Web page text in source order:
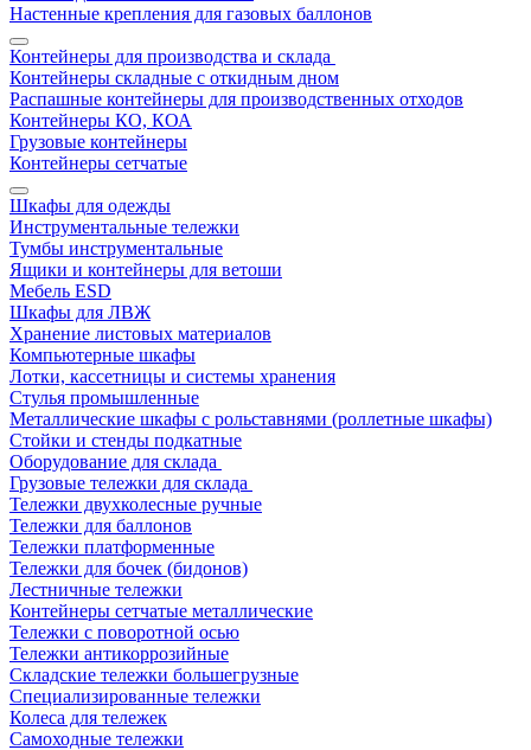
Настенные крепления для газовых баллонов
Контейнеры для производства и склада
Контейнеры складные с откидным дном
Распашные контейнеры для производственных отходов
Контейнеры КО, КОА
Грузовые контейнеры
Контейнеры сетчатые
Шкафы для одежды
Инструментальные тележки
Тумбы инструментальные
Ящики и контейнеры для ветоши
Мебель ESD
Шкафы для ЛВЖ
Хранение листовых материалов
Компьютерные шкафы
Лотки, кассетницы и системы хранения
Стулья промышленные
Металлические шкафы с рольставнями (роллетные шкафы)
Стойки и стенды подкатные
Оборудование для склада
Грузовые тележки для склада
Тележки двухколесные ручные
Тележки для баллонов
Тележки платформенные
Тележки для бочек (бидонов)
Лестничные тележки
Контейнеры сетчатые металлические
Тележки с поворотной осью
Тележки антикоррозийные
Складские тележки большегрузные
Специализированные тележки
Колеса для тележек
Самоходные тележки